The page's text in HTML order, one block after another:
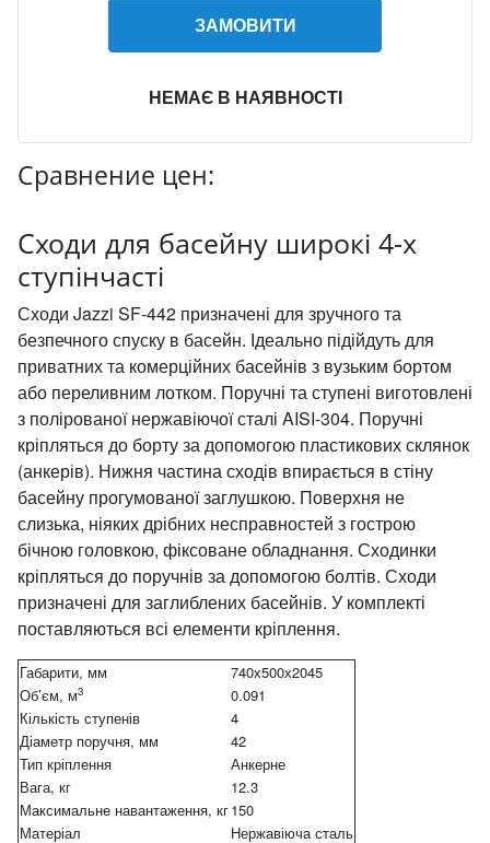
ЗАМОВИТИ
НЕМАЄ В НАЯВНОСТІ
Сравнение цен:
Сходи для басейну широкі 4-х
ступінчасті
Сходи Jazzi SF-442 призначені для зручного та
безпечного спуску в басейн. Ідеально підійдуть для
приватних та комерційних басейнів з вузьким бортом
або переливним лотком. Поручні та ступені виготовлені
з полірованої нержавіючої сталі AISI-304. Поручні
кріпляться до борту за допомогою пластикових склянок
(анкерів). Нижня частина сходів впирається в стіну
басейну прогумованої заглушкою. Поверхня не
слизька, ніяких дрібних несправностей з гострою
бічною головкою, фіксоване обладнання. Сходинки
кріпляться до поручнів за допомогою болтів. Сходи
призначені для заглиблених басейнів. У комплекті
поставляються всі елементи кріплення.
Габарити, мм
740х500х2045
Об’єм, м3
0.091
Кількість ступенів
4
Діаметр поручня, мм
42
Тип кріплення
Анкерне
Вага, кг
12.3
Максимальне навантаження, кг150
Матеріал
Нержавіюча сталь